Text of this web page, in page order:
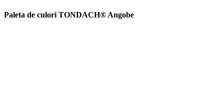
Paleta de culori TONDACH® Angobe